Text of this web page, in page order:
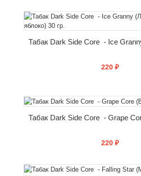
КУПИТЬ
220 ₽
КУПИТЬ
220 ₽
КУПИТЬ